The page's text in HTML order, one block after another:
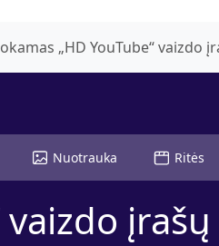
„HD YouTube“
Nuotrauka Ritės
vaizdo